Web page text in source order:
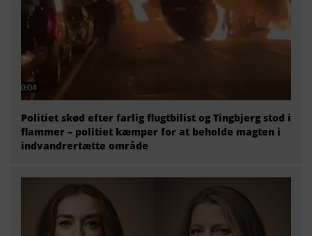
Politiet skød efter farlig flugtbilist og Tingbjerg stod i
flammer – politiet kæmper for at beholde magten i
indvandrertætte område